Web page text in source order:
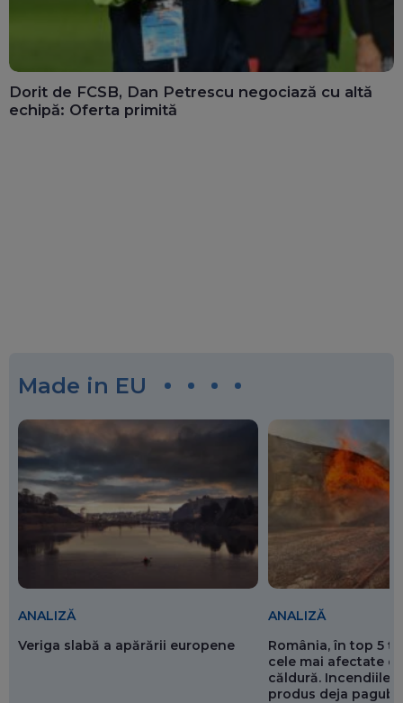
Dorit de FCSB, Dan Petrescu negociază cu altă
echipă: Oferta primită
Made in EU
ANALIZĂ
Veriga slabă a apărării europene
ANALIZĂ
România, în top 5
cele mai afectate
căldură. Incendiile
produs deja